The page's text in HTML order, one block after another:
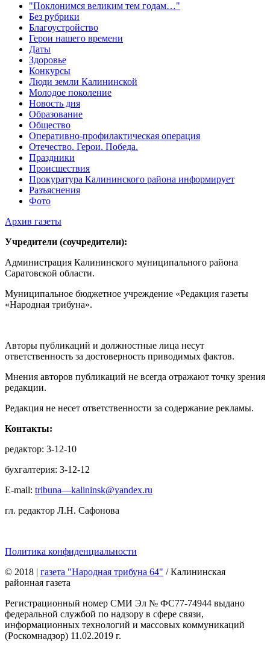
"Поклонимся великим тем годам…"
Без рубрики
Благоустройство
Герои нашего времени
Даты
Здоровье
Конкурсы
Люди земли Калининской
Молодое поколение
Новость дня
Образование
Общество
Оперативно-профилактическая операция
Отечество. Герои. Победа.
Праздники
Происшествия
Прокуратура Калининского района информирует
Разъяснения
Фото
Архив газеты
Учредители (соучредители):
Администрация Калининского муниципального района
Саратовской области.
Муниципальное бюджетное учреждение «Редакция газеты
«Народная трибуна».
Авторы публикаций и должностные лица несут
ответственность за достоверность приводимых фактов.
Мнения авторов публикаций не всегда отражают точку зрения
редакции.
Редакция не несет ответственности за содержание рекламы.
Контакты:
редактор: 3-12-10
бухгалтерия: 3-12-12
E-mail: tribuna—kalininsk@yandex.ru
гл. редактор Л.Н. Сафонова
Политика конфиденциальности
© 2018 | газета "Народная трибуна 64" / Калининская
районная газета
Регистрационный номер СМИ Эл № ФС77-74944 выдано
федеральной службой по надзору в сфере связи,
информационных технологий и массовых коммуникаций
(Роскомнадзор) 11.02.2019 г.